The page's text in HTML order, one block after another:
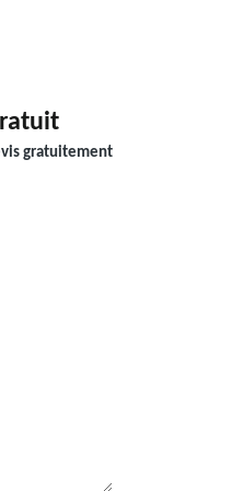
gratuitement